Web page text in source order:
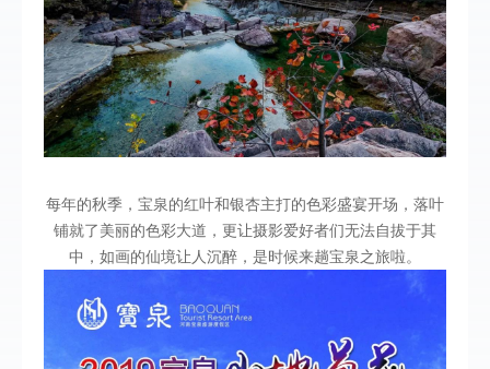
每年的秋季，宝泉的红叶和银杏主打的色彩盛宴开场，落叶
铺就了美丽的色彩大道，更让摄影爱好者们无法自拔于其
中，如画的仙境让人沉醉，是时候来趟宝泉之旅啦。